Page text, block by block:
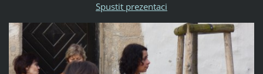
Spustit prezentaci